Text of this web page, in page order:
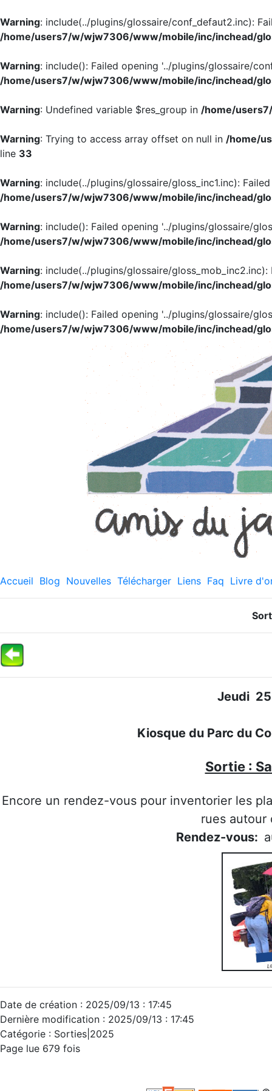
Warning: include(../plugins/glossaire/conf_defaut2.inc):
/home/users7/w/wjw7306/www/mobile/inc/inchead/
Warning: include(): Failed opening '../plugins/glossaire/
/home/users7/w/wjw7306/www/mobile/inc/inchead/
Warning: Undefined variable $res_group in /home/
Warning: Trying to access array offset on null in /home/
line 33
Warning: include(../plugins/glossaire/gloss_inc1.inc):
/home/users7/w/wjw7306/www/mobile/inc/inchead/
Warning: include(): Failed opening '../plugins/glossaire/
/home/users7/w/wjw7306/www/mobile/inc/inchead/
Warning: include(../plugins/glossaire/
/home/users7/w/wjw7306/www/mobile/inc/inchead/
Warning: include(): Failed opening '../plugins/glossaire/
/home/users7/w/wjw7306/www/mobile/inc/inchead/
Accueil Blog Nouvelles Télécharger Liens Faq Livre
Jeudi
Kiosque du Parc du
Sortie :
Encore un rendez-vous pour inventorier les
rues autour
Rendez-vous:
Date de création : 2025/09/13 : 17:45
Dernière modification : 2025/09/13 : 17:45
Catégorie : Sorties|2025
Page lue 679 fois